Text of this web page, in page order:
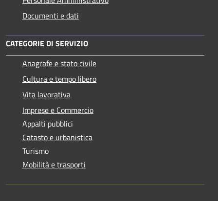
Documenti e dati
CATEGORIE DI SERVIZIO
Anagrafe e stato civile
Cultura e tempo libero
Vita lavorativa
Imprese e Commercio
Appalti pubblici
Catasto e urbanistica
Turismo
Mobilità e trasporti